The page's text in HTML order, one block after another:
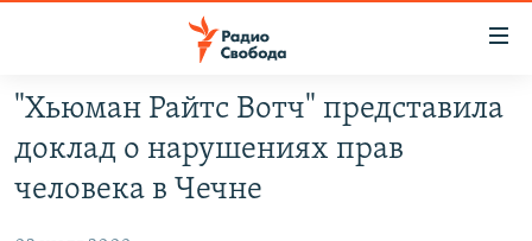
упрощенного
доступа
основному
ПОДКАСТЫ
"Хьюман Райтс Вотч" представила
доклад о нарушениях прав
человека в Чечне